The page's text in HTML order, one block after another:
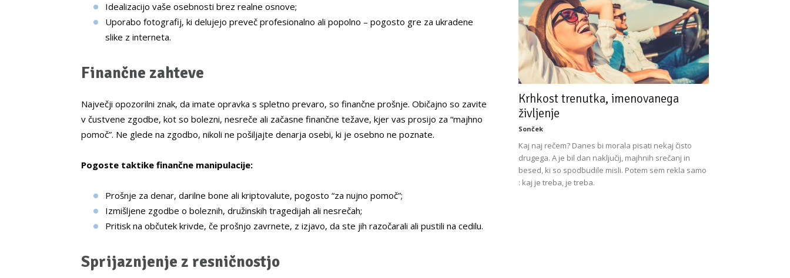
Idealizacijo vaše osebnosti brez realne osnove;
Uporabo fotografij, ki delujejo preveč profesionalno ali popolno – pogosto gre za ukradene
slike z interneta.
Finančne zahteve
Največji opozorilni znak, da imate opravka s spletno prevaro, so finančne prošnje. Običajno so zavite
v čustvene zgodbe, kot so bolezni, nesreče ali začasne finančne težave, kjer vas prosijo za “majhno
pomoč”. Ne glede na zgodbo, nikoli ne pošiljajte denarja osebi, ki je osebno ne poznate.
Pogoste taktike finančne manipulacije:
Prošnje za denar, darilne bone ali kriptovalute, pogosto “za nujno pomoč”;
Izmišljene zgodbe o boleznih, družinskih tragedijah ali nesrečah;
Pritisk na občutek krivde, če prošnjo zavrnete, z izjavo, da ste jih razočarali ali pustili na cedilu.
Sprijaznjenje z resničnostjo
Krhkost trenutka, imenovanega
življenje
Sonček
Kaj naj rečem? Danes bi morala pisati nekaj čisto
drugega. A je bil dan naključij, majhnih srečanj in
besed, ki so spodbudile misli. Potem sem rekla samo
: kaj je treba, je treba.